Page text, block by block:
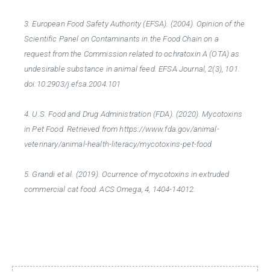
3. European Food Safety Authority (EFSA). (2004). Opinion of the
Scientific Panel on Contaminants in the Food Chain on a
request from the Commission related to ochratoxin A (OTA) as
undesirable substance in animal feed. EFSA Journal, 2(3), 101.
doi:10.2903/j.efsa.2004.101
4. U.S. Food and Drug Administration (FDA). (2020). Mycotoxins
in Pet Food. Retrieved from https://www.fda.gov/animal-
veterinary/animal-health-literacy/mycotoxins-pet-food
5. Grandi et al. (2019). Ocurrence of mycotoxins in extruded
commercial cat food. ACS Omega, 4, 1404-14012.